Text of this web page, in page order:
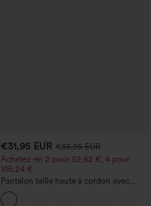
€31,95 EUR €35,95 EUR
Achetez-en 2 pour 52,62 €, 4 pour
105,24 €
Pantalon taille haute à cordon avec
poches, jambe large et coupe ample,
style décontracté, effet lin